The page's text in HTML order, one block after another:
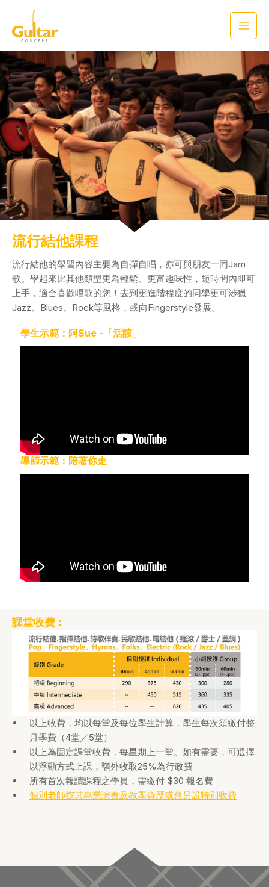
流行結他課程
流行結他的學習內容主要為自彈自唱，亦可與朋友一同Jam
歌。學起來比其他類型更為輕鬆、更富趣味性，短時間內即可
上手，適合喜歡唱歌的您！去到更進階程度的同學更可涉獵
Jazz、Blues、Rock等風格，或向Fingerstyle發展。
學生示範：阿Sue -「活該」
導師示範：陪著你走
課堂收費︰
以上收費，均以每堂及每位學生計算，學生每次須繳付整
月學費（4堂／5堂）
以上為固定課堂收費，每星期上一堂。如有需要，可選擇
以浮動方式上課，額外收取25%為行政費
所有首次報讀課程之學員，需繳付 $30 報名費
個別老師按其專業演奏及教學資歷或會另設特別收費